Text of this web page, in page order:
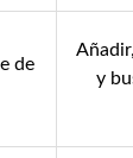
de
y